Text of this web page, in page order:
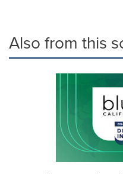
Also from this